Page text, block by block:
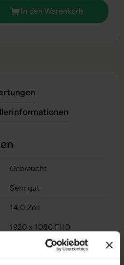
den gewünschten
In den Warenkorb
Gebraucht
Sehr gut
14,0 Zoll
1920 x 1080 FHD
Mattes Display